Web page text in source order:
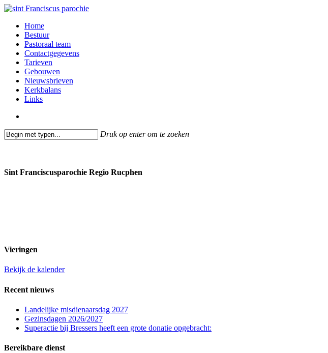
Skip
main
content
search
Menu
Home
Bestuur
Pastoraal team
Contactgegevens
Tarieven
Gebouwen
Nieuwsbrieven
Kerkbalans
Links
Druk op enter om te zoeken
Sint Franciscusparochie Regio Rucphen
Vieringen
Bekijk de kalender
Recent nieuws
Landelijke misdienaarsdag 2027
Gezinsdagen 2026/2027
Superactie bij Bressers heeft een grote donatie opgebracht:
Bereikbare dienst